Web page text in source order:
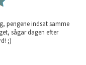
pengene indsat samme
sågar dagen efter
;)